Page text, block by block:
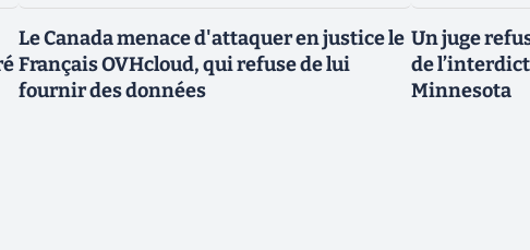
Le Canada menace d'attaquer en justice le
Français OVHcloud, qui refuse de lui
fournir des données
Un juge
de
Minnesota